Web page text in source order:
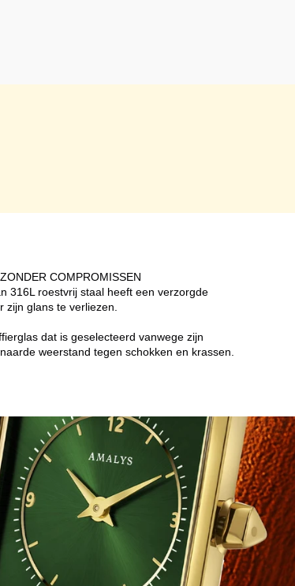
COMPROMISSEN
316L roestvrij staal heeft een verzorgde
glans te verliezen.
dat is geselecteerd vanwege zijn
weerstand tegen schokken en krassen.